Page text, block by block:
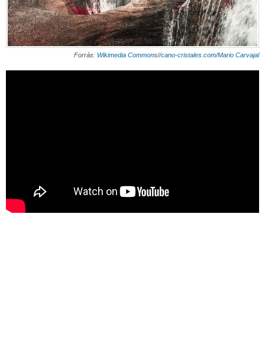
Forrás: Wikimedia Commons//cano-cristales.com/Mario Carvajal